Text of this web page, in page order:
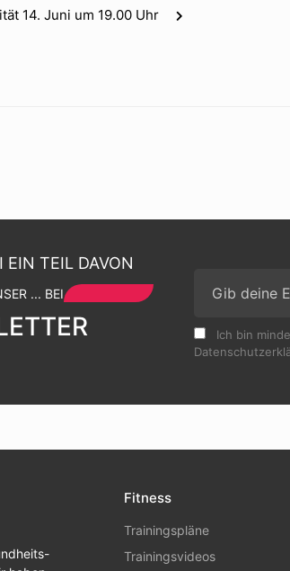
14. Juni um 19.00 Uhr
EIN TEIL DAVON
... BEI
Ich bin
Fitness
Trainingspläne
Trainingsvideos